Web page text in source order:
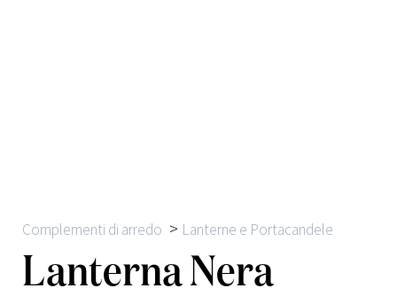
Complementi di arredo > Lanterne e Portacandele
Lanterna Nera